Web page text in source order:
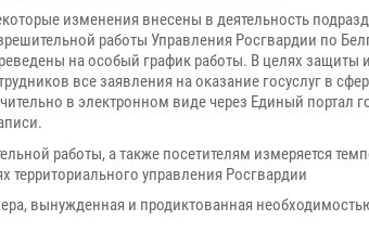
изменения внесены в деятельность
работы Управления Росгвардии по
на особый график работы. В целях защиты
все заявления на оказание госуслуг в
в электронном виде через Единый портал
работы, а также посетителям измеряется
территориального управления Росгвардии
вынужденная и продиктованная